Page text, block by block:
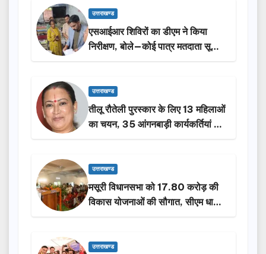
उत्तराखण्ड
एसआईआर शिविरों का डीएम ने किया
निरीक्षण, बोले—कोई पात्र मतदाता सूची
से न छूटे…
उत्तराखण्ड
तीलू रौतेली पुरस्कार के लिए 13 महिलाओं
का चयन, 35 आंगनबाड़ी कार्यकर्तियां भी
होंगी सम्मानित…
उत्तराखण्ड
मसूरी विधानसभा को 17.80 करोड़ की
विकास योजनाओं की सौगात, सीएम धामी
ने किया लोकार्पण-शिलान्यास.
उत्तराखण्ड